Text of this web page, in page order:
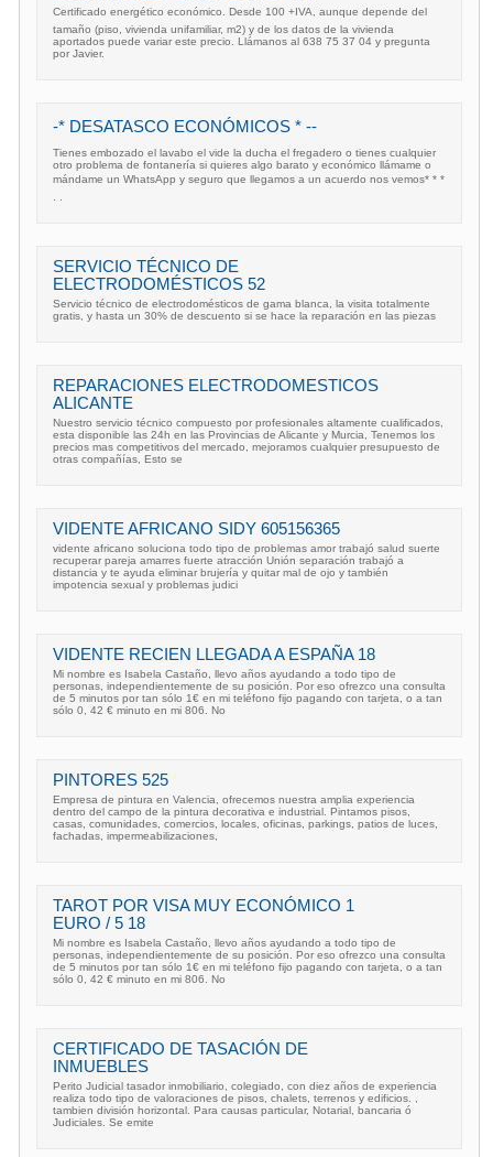
Certificado energético económico. Desde 100 +IVA, aunque depende del
tamaño (piso, vivienda unifamiliar, m2) y de los datos de la vivienda
aportados puede variar este precio. Llámanos al 638 75 37 04 y pregunta
por Javier.
-* DESATASCO ECONÓMICOS * --
Tienes embozado el lavabo el vide la ducha el fregadero o tienes cualquier
otro problema de fontanería si quieres algo barato y económico llámame o
mándame un WhatsApp y seguro que llegamos a un acuerdo nos vemos* * *
SERVICIO TÉCNICO DE
ELECTRODOMÉSTICOS 52
Servicio técnico de electrodomésticos de gama blanca, la visita totalmente
gratis, y hasta un 30% de descuento si se hace la reparación en las piezas
REPARACIONES ELECTRODOMESTICOS
ALICANTE
Nuestro servicio técnico compuesto por profesionales altamente cualificados,
esta disponible las 24h en las Provincias de Alicante y Murcia, Tenemos los
precios mas competitivos del mercado, mejoramos cualquier presupuesto de
otras compañías, Esto se
VIDENTE AFRICANO SIDY 605156365
vidente africano soluciona todo tipo de problemas amor trabajó salud suerte
recuperar pareja amarres fuerte atracción Unión separación trabajó a
distancia y te ayuda eliminar brujería y quitar mal de ojo y también
impotencia sexual y problemas judici
VIDENTE RECIEN LLEGADA A ESPAÑA 18
Mi nombre es Isabela Castaño, llevo años ayudando a todo tipo de
personas, independientemente de su posición. Por eso ofrezco una consulta
de 5 minutos por tan sólo 1€ en mi teléfono fijo pagando con tarjeta, o a tan
sólo 0, 42 € minuto en mi 806. No
PINTORES 525
Empresa de pintura en Valencia, ofrecemos nuestra amplia experiencia
dentro del campo de la pintura decorativa e industrial. Pintamos pisos,
casas, comunidades, comercios, locales, oficinas, parkings, patios de luces,
fachadas, impermeabilizaciones,
TAROT POR VISA MUY ECONÓMICO 1
EURO / 5 18
Mi nombre es Isabela Castaño, llevo años ayudando a todo tipo de
personas, independientemente de su posición. Por eso ofrezco una consulta
de 5 minutos por tan sólo 1€ en mi teléfono fijo pagando con tarjeta, o a tan
sólo 0, 42 € minuto en mi 806. No
CERTIFICADO DE TASACIÓN DE
INMUEBLES
Perito Judicial tasador inmobiliario, colegiado, con diez años de experiencia
realiza todo tipo de valoraciones de pisos, chalets, terrenos y edificios. ,
tambien división horizontal. Para causas particular, Notarial, bancaria ó
Judiciales. Se emite